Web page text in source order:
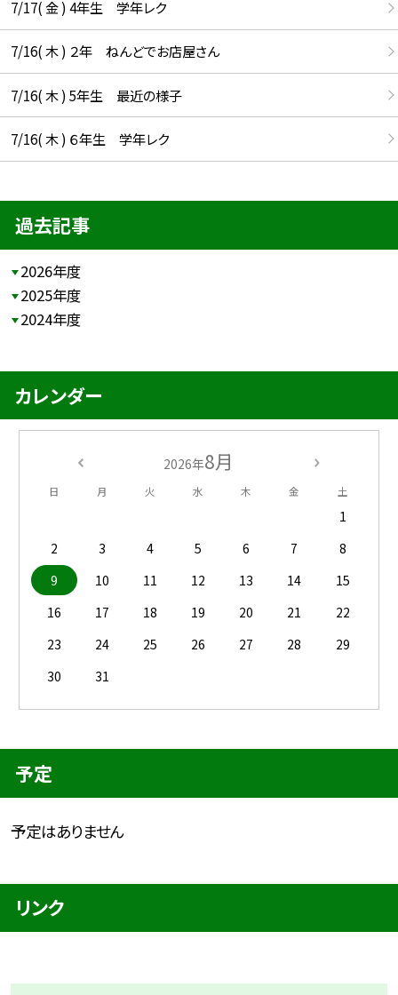
7/17( 金 ) 4年生 学年レク
7/16( 木 ) ２年 ねんどでお店屋さん
7/16( 木 ) 5年生 最近の様子
7/16( 木 ) ６年生 学年レク
過去記事
2026年度
2025年度
2024年度
カレンダー
2026年8月
日 月 火 水 木 金 土
1
2
3 4 5 6 7
8
9
10 11 12 13 14
15
16
17 18 19 20 21
22
23
24 25 26 27 28
29
30
31
予定
予定はありません
リンク